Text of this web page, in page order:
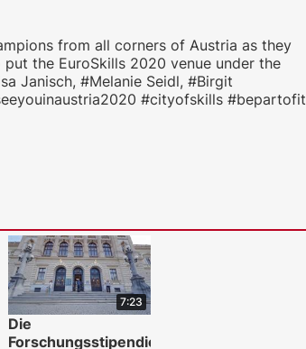
from all corners of Austria as they
the EuroSkills 2020 venue under the
Janisch, #Melanie Seidl, #Birgit
#cityofskills #bepartofit
7:23
Die
Forschungsstipendien